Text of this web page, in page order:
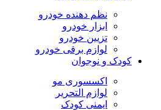
نظم دهنده خودرو
ابزار خودرو
تزیین خودرو
لوازم برقی خودرو
کودک و نوجوان
اکسسوری مو
لوازم التحریر
ایمنی کودک